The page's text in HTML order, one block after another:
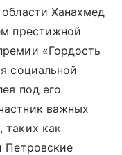
Ханахмед
престижной
«Гордость
социальной
под его
важных
таких как
Петровские